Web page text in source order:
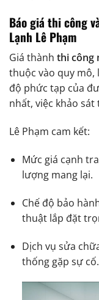
Báo giá thi công
Lạnh Lê Phạm
Giá thành thi công
thuộc vào quy mô,
độ phức tạp của
nhất, việc khảo
Lê Phạm cam kết:
Mức giá cạnh
lượng mang lại.
Chế độ bảo
thuật lắp đặt
Dịch vụ sửa
thống gặp sự cố.